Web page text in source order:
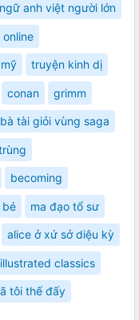
anh việt người lớn
truyện kinh dị
conan grimm
tài giỏi vùng saga
becoming
bé ma đạo tổ sư
alice ở xứ sở diệu kỳ
illustrated classics
tôi thế đấy